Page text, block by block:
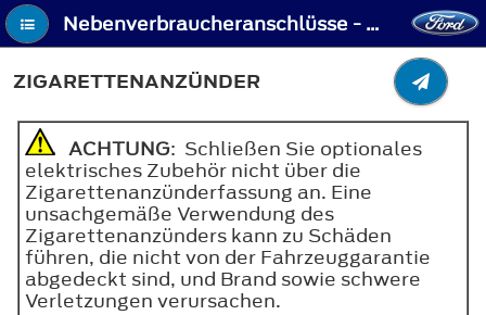
Nebenverbraucheranschlüsse - Zigarettenanzünder
ZIGARETTENANZÜNDER
ACHTUNG: Schließen Sie optionales
elektrisches Zubehör nicht über die
Zigarettenanzünderfassung an. Eine
unsachgemäße Verwendung des
Zigarettenanzünders kann zu Schäden
führen, die nicht von der Fahrzeuggarantie
abgedeckt sind, und Brand sowie schwere
Verletzungen verursachen.